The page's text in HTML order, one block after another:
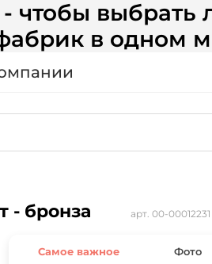
выбрать
в одном
- бронза арт. 00-00012231
Самое важное Фото